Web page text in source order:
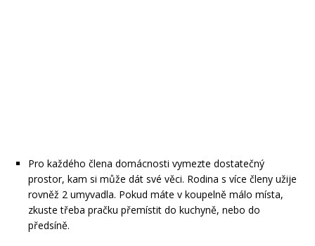
Pro každého člena domácnosti vymezte dostatečný
prostor, kam si může dát své věci. Rodina s více členy užije
rovněž 2 umyvadla. Pokud máte v koupelně málo místa,
zkuste třeba pračku přemístit do kuchyně, nebo do
předsíně.